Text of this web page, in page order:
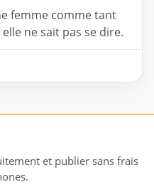
femme comme tant
ne sait pas se dire.
et publier sans frais